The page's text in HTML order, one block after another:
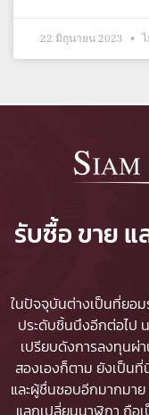
22 มิถุนายน 2023
รับซื้อ ขาย
ในปัจจุบันต่างเป็นที่ยอม
ประดับชิ้นนึงอีกต่อไป
เปรียบดังการลงทุนผ่
สองเองก็ตาม ยังเป็น
และผู้ชื่นชอบอีกมากมาย
แลกเปลี่ยนนาฬิกา ถือ